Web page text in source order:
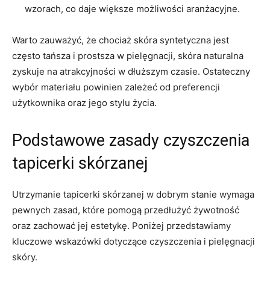
wzorach,⁣ co ⁤daje większe możliwości aranżacyjne.
Warto zauważyć, że chociaż skóra syntetyczna jest
często tańsza i prostsza‍ w‍ pielęgnacji, skóra naturalna
zyskuje na‌ atrakcyjności w dłuższym czasie. Ostateczny⁢
wybór materiału powinien zależeć od preferencji
użytkownika oraz jego stylu życia.
Podstawowe zasady czyszczenia
tapicerki⁣ skórzanej
Utrzymanie tapicerki skórzanej w dobrym stanie wymaga
pewnych zasad, które​ pomogą‌ przedłużyć żywotność
oraz zachować jej estetykę. Poniżej przedstawiamy
kluczowe ‌wskazówki dotyczące czyszczenia i pielęgnacji
skóry.